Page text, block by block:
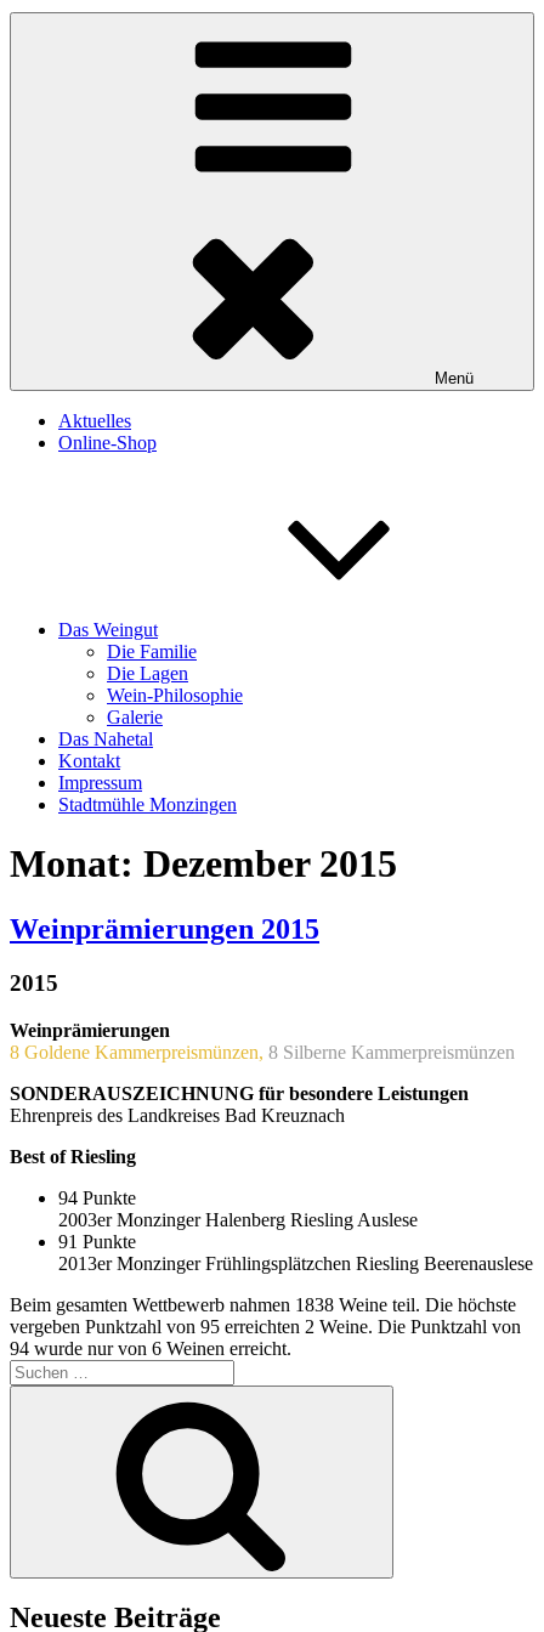
Menü
Aktuelles
Online-Shop
Das Weingut
Die Familie
Die Lagen
Wein-Philosophie
Galerie
Das Nahetal
Kontakt
Impressum
Stadtmühle Monzingen
Monat: Dezember 2015
Weinprämierungen 2015
2015
Weinprämierungen
8 Goldene Kammerpreismünzen, 8 Silberne Kammerpreismünzen
SONDERAUSZEICHNUNG für besondere Leistungen
Ehrenpreis des Landkreises Bad Kreuznach
Best of Riesling
94 Punkte
2003er Monzinger Halenberg Riesling Auslese
91 Punkte
2013er Monzinger Frühlingsplätzchen Riesling Beerenauslese
Beim gesamten Wettbewerb nahmen 1838 Weine teil. Die höchste
vergeben Punktzahl von 95 erreichten 2 Weine. Die Punktzahl von
94 wurde nur von 6 Weinen erreicht.
Suchen
nach:
Neueste Beiträge